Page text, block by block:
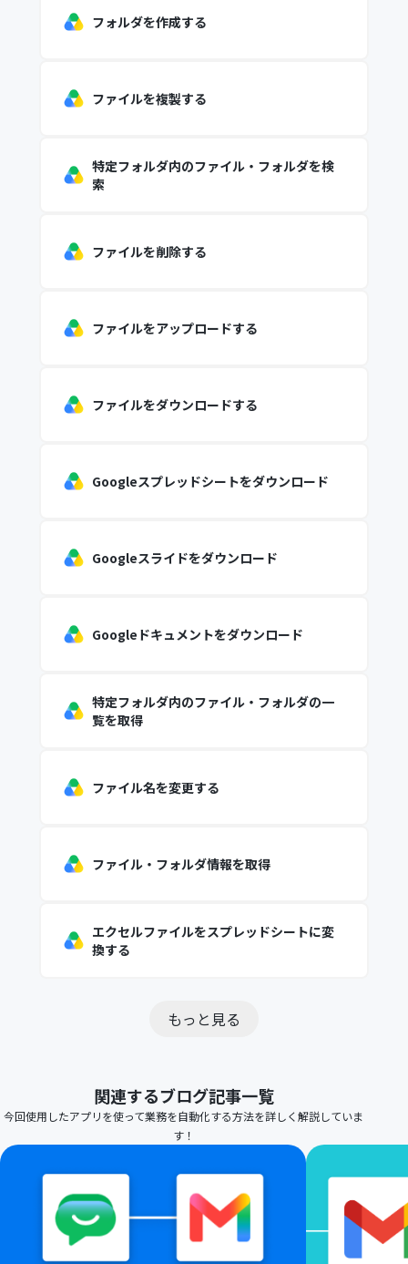
フォルダを作成する
ファイルを複製する
特定フォルダ内のファイル・フォルダを検
索
ファイルを削除する
ファイルをアップロードする
ファイルをダウンロードする
Googleスプレッドシートをダウンロード
Googleスライドをダウンロード
Googleドキュメントをダウンロード
特定フォルダ内のファイル・フォルダの一
覧を取得
ファイル名を変更する
ファイル・フォルダ情報を取得
エクセルファイルをスプレッドシートに変
換する
もっと見る
関連するブログ記事一覧
今回使用したアプリを使って業務を自動化する方法を詳しく解説していま
す！